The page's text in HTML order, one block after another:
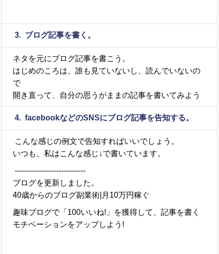
3. ブログ記事を書く。
ネタを元にブログ記事を書こう。
はじめのころは、誰も見ていないし、読んでいないの
で
開き直って、自分の思うがままの記事を書いてみよう
4. facebookなどのSNSにブログ記事を告知する。
こんな感じの例文で告知すればいいでしょう。
いつも、私はこんな感じ↓で書いています。
-----------------------------
ブログを更新しました。
40歳からのブログ副業術|月10万円稼ぐ
趣味ブログで「100いいね!」を獲得して、記事を書く
モチベーションをアップしよう!